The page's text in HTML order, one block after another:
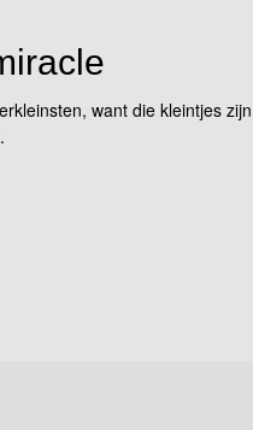
want die kleintjes